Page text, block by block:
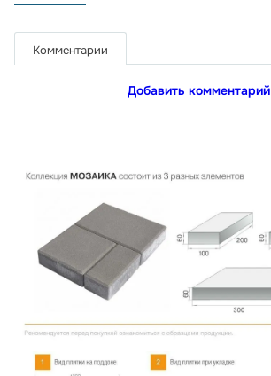
Комментарии
Добавить комментарий